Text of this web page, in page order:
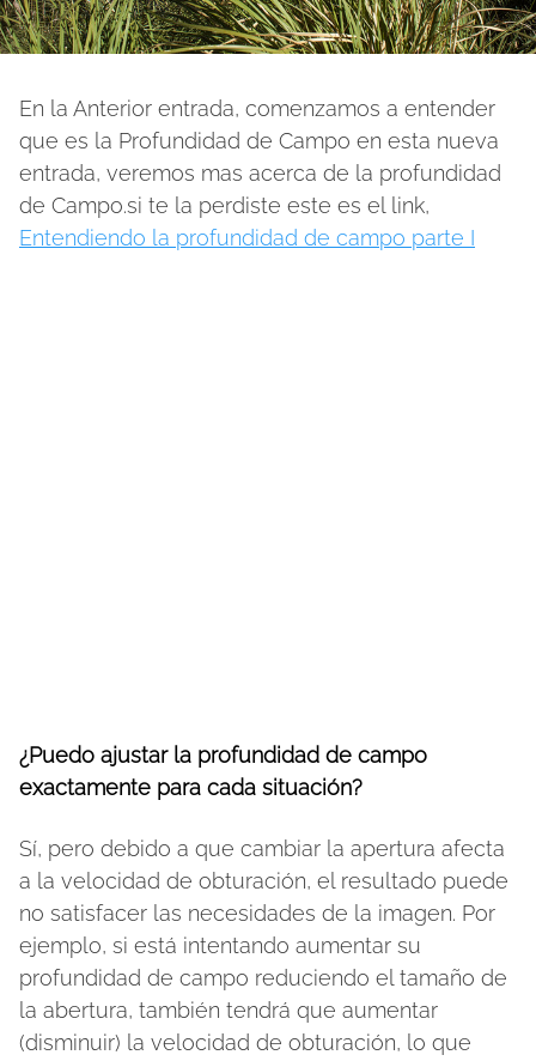
En la Anterior entrada, comenzamos a entender
que es la Profundidad de Campo en esta nueva
entrada, veremos mas acerca de la profundidad
de Campo.si te la perdiste este es el link,
Entendiendo la profundidad de campo parte I
¿Puedo ajustar la profundidad de campo
exactamente para cada situación?
Sí, pero debido a que cambiar la apertura afecta
a la velocidad de obturación, el resultado puede
no satisfacer las necesidades de la imagen. Por
ejemplo, si está intentando aumentar su
profundidad de campo reduciendo el tamaño de
la abertura, también tendrá que aumentar
(disminuir) la velocidad de obturación, lo que